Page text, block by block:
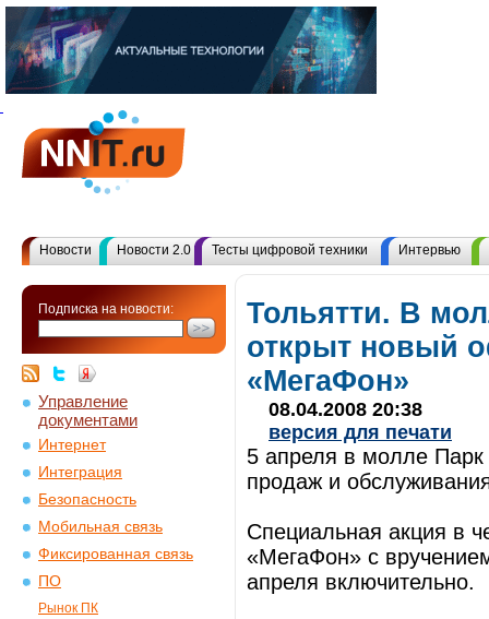
Новости Новости 2.0 Тесты цифровой техники Интервью
Подписка на новости:
Управление
документами
Интернет
Интеграция
Безопасность
Мобильная связь
Фиксированная связь
ПО
Рынок ПК
Тольятти. В
открыт новый
«МегаФон»
08.04.2008 20:38
версия для печати
5 апреля в молле
продаж и
Специальная акция в
«МегаФон» с
апреля включительно.